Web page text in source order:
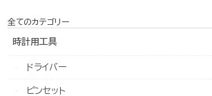
全てのカテゴリー
時計用工具
ドライバー
ピンセット